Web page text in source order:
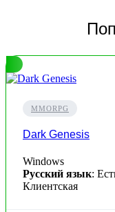
MMORPG
Dark Genesis
Windows
Русский язык:
Клиентская